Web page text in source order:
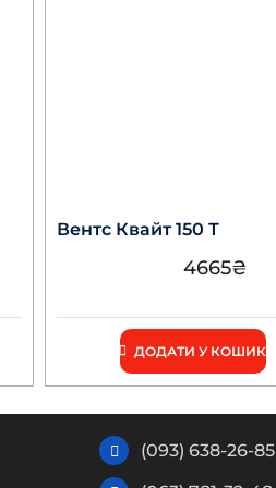
Вентс Квайт 150 Т
4665₴
ДОДАТИ У КОШИК
(093) 638-26-85